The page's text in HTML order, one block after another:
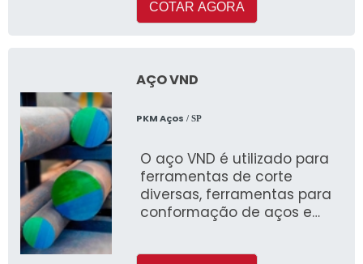
COTAR AGORA
AÇO VND
PKM Aços / SP
O aço VND é utilizado para
ferramentas de corte
diversas, ferramentas para
conformação de aços e